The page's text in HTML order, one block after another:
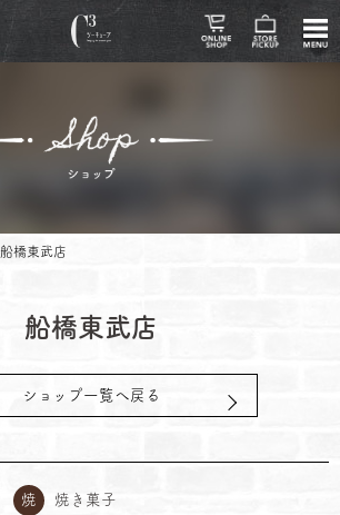
船橋東武店
船橋東武店
ショップ一覧へ戻る
焼 焼き菓子